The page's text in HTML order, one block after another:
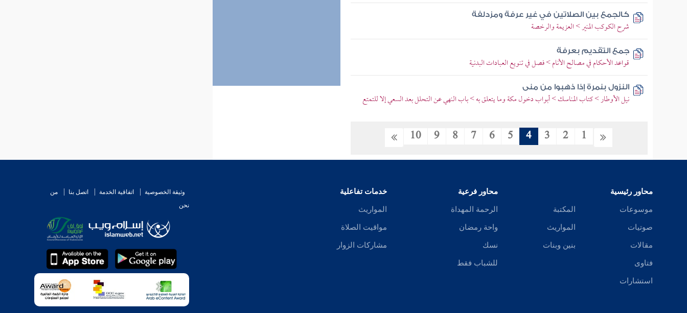
كالجمع بين الصلاتين في غير عرفة ومزدلفة
شرح الكوكب المنير > العزيمة والرخصة
جمع التقديم بعرفة
قواعد الأحكام في مصالح الأنام > فصل في تنويع العبادات البدنية
النزول بنمرة إذا ذهبوا من منى
نيل الأوطار > كتاب المناسك > أبواب دخول مكة وما يتعلق به > باب النهي عن التحلل بعد السعي إلا للتمتع
1
2
3
4
5
6
7
8
9
10
محاور رئيسية
موسوعات
صوتيات
مقالات
فتاوى
استشارات
المكتبة
المواريث
بنين وبنات
محاور فرعية
الرحمة المهداة
واحة رمضان
نسك
للشباب فقط
خدمات تفاعلية
المواريث
مواقيت الصلاة
مشاركات الزوار
وثيقة الخصوصية اتفاقية الخدمة اتصل بنا
من
نحن